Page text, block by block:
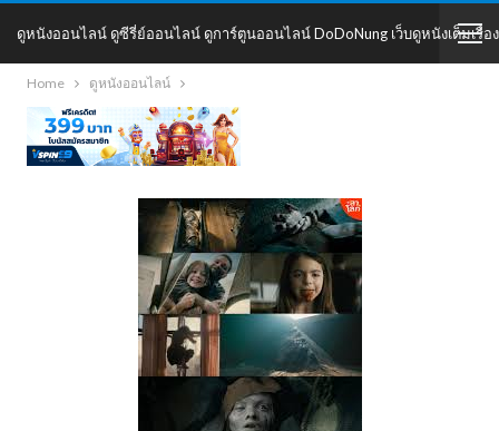
ดูหนังออนไลน์ ดูซีรี่ย์ออนไลน์ ดูการ์ตูนออนไลน์ DoDoNung เว็บดูหนังเต็มเรื่อง
DoDoNung
Home ดูหนังออนไลน์